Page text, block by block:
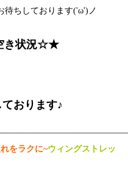
待ちしております('ω')ノ
き状況☆★
おります♪
をラクに~ウィングストレッ